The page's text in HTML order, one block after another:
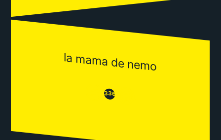
la mama de nemo
😒336😂